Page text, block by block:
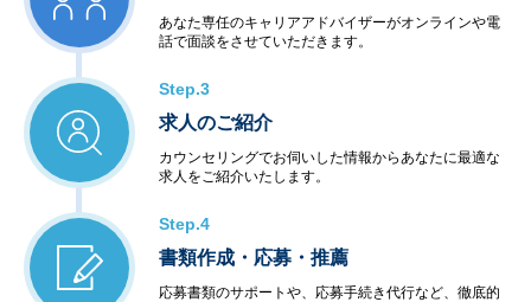
あなた専任のキャリアアドバイザーがオンラインや電
話で面談をさせていただきます。
Step.3
求人のご紹介
カウンセリングでお伺いした情報からあなたに最適な
求人をご紹介いたします。
Step.4
書類作成・応募・推薦
応募書類のサポートや、応募手続き代行など、徹底的